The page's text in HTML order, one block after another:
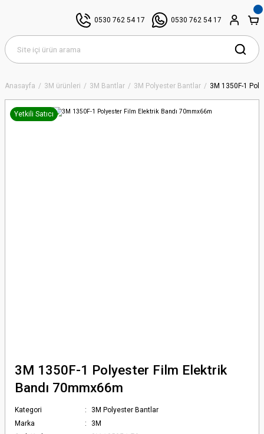
0530 762 54 17 0530 762 54 17
Anasayfa 3M ürünleri 3M Bantlar 3M Polyester Bantlar 3M 1350F-1
Yetkili Satıcı
3M 1350F-1 Polyester Film Elektrik
Bandı 70mmx66m
Kategori
3M Polyester Bantlar
Marka
3M